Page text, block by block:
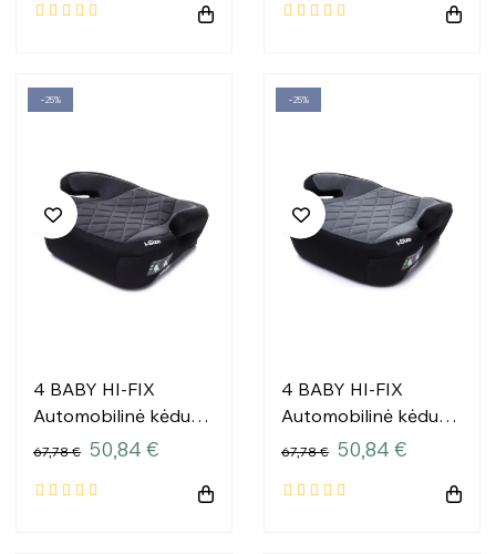
−25%
4 BABY HI-FIX
Automobilinė kėdutė
125-150cm GRAPHITE
67,78 € 50,84 €
−25%
4 BABY HI-FIX
Automobilinė kėdutė
125-150cm GREY I-
67,78 € 50,84 €